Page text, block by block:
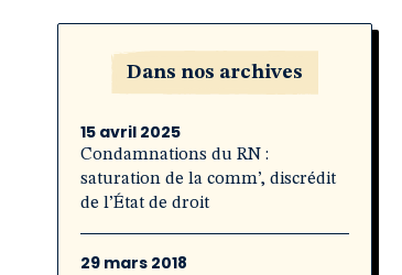
Dans nos archives
15 avril 2025
Condamnations du RN :
saturation de la comm’, discrédit
de l’État de droit
29 mars 2018